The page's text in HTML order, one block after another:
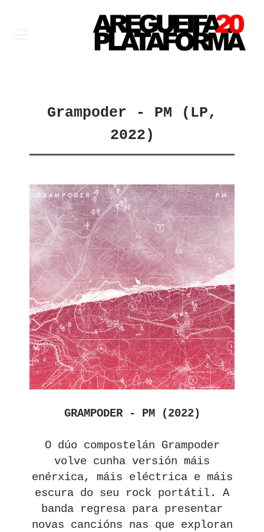
Grampoder - PM (LP,
2022)
GRAMPODER - PM (2022)
O dúo compostelán Grampoder
volve cunha versión máis
enérxica, máis eléctrica e máis
escura do seu rock portátil. A
banda regresa para presentar
novas cancións nas que exploran